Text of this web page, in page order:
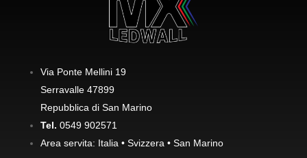
Via Ponte Mellini 19
Serravalle 47899
Repubblica di San Marino
Tel. 0549 902571
Area servita: Italia • Svizzera • San Marino